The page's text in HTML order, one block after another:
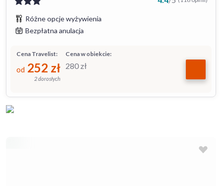
Różne opcje wyżywienia
Bezpłatna anulacja
Cena w obiekcie:
280 zł
Cena Travelist:
od 252 zł
2 dorosłych